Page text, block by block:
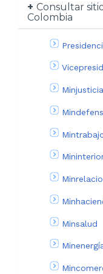
Consultar
Colombia
Minjusticia
Minsalud